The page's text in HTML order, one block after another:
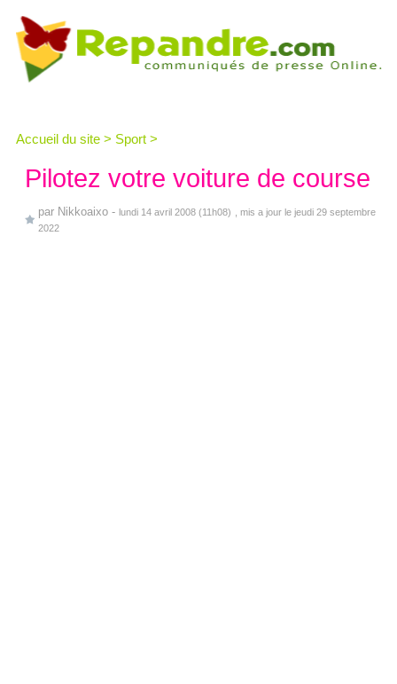
Accueil du site > Sport >
Pilotez votre voiture de course
par Nikkoaixo - lundi 14 avril 2008 (11h08)
, mis a jour le jeudi 29 septembre
2022